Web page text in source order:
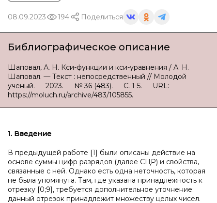
08.09.2023 194 Поделиться
Библиографическое описание
Шаповал, А. Н. Кси-функции и кси-уравнения / А. Н.
Шаповал. — Текст : непосредственный // Молодой
ученый. — 2023. — № 36 (483). — С. 1-5. — URL:
https://moluch.ru/archive/483/105855.
1. Введение
В предыдущей работе [1] были описаны действие на
основе суммы цифр разрядов (далее СЦР) и свойства,
связанные с ней. Однако есть одна неточность, которая
не была упомянута. Там, где указана принадлежность к
отрезку [0;9], требуется дополнительное уточнение:
данный отрезок принадлежит множеству целых чисел.